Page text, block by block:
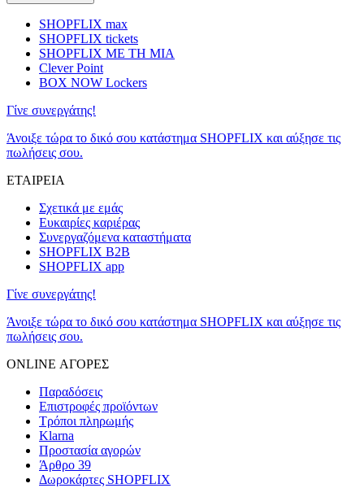
SHOPFLIX max
SHOPFLIX tickets
SHOPFLIX ΜΕ ΤΗ ΜΙΑ
Clever Point
BOX NOW Lockers
Γίνε συνεργάτης!
Άνοιξε τώρα το δικό σου κατάστημα SHOPFLIX και αύξησε τις
πωλήσεις σου.
ΕΤΑΙΡΕΙΑ
Σχετικά με εμάς
Ευκαιρίες καριέρας
Συνεργαζόμενα καταστήματα
SHOPFLIX B2B
SHOPFLIX app
Γίνε συνεργάτης!
Άνοιξε τώρα το δικό σου κατάστημα SHOPFLIX και αύξησε τις
πωλήσεις σου.
ONLINE ΑΓΟΡΕΣ
Παραδόσεις
Επιστροφές προϊόντων
Τρόποι πληρωμής
Klarna
Προστασία αγορών
Άρθρο 39
Δωροκάρτες SHOPFLIX